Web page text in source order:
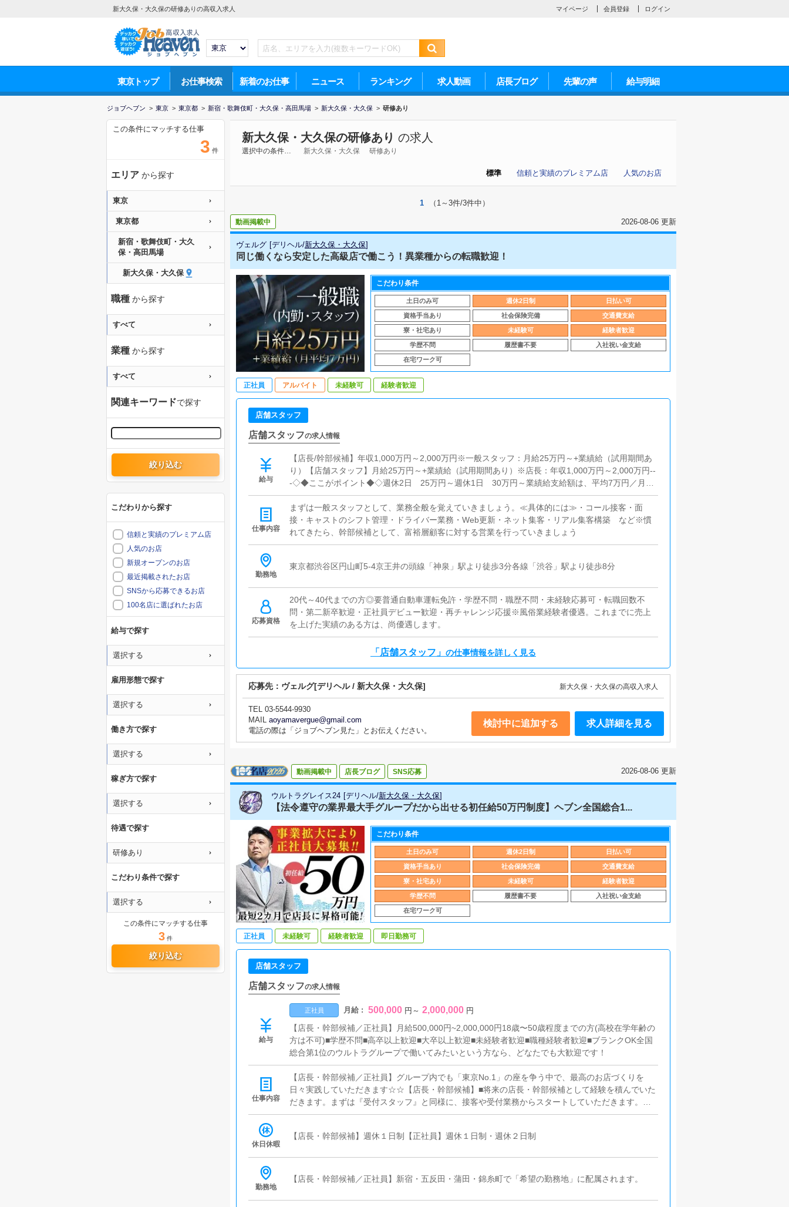
新大久保・大久保の研修ありの高収入求人 マイページ 会員登録 ログイン
東京トップ お仕事検索 新着のお仕事 ニュース ランキング 求人動画 店長ブログ 先輩の声 給与明細
ジョブヘブン > 東京 > 東京都 > 新宿・歌舞伎町・大久保・高田馬場 > 新大久保・大久保 > 研修あり
新大久保・大久保の研修あり の求人
選択中の条件… 新大久保・大久保 研修あり
人気のお店
信頼と実績のプレミアム店
標準
1 （1～3件/3件中）
動画掲載中 2026-08-06 更新
ヴェルグ [デリヘル/新大久保・大久保]
同じ働くなら安定した高級店で働こう！異業種からの転職歓迎！
こだわり条件
土日のみ可 週休2日制 日払い可
資格手当あり 社会保険完備 交通費支給
寮・社宅あり 未経験可 経験者歓迎
学歴不問 履歴書不要 入社祝い金支給
在宅ワーク可
正社員 アルバイト 未経験可 経験者歓迎
店舗スタッフ
店舗スタッフの求人情報
給与
【店長/幹部候補】年収1,000万円～2,000万円※一般スタッフ：月給25万円～+業績給（試用期間あ
り）【店舗スタッフ】月給25万円～+業績給（試用期間あり）※店長：年収1,000万円～2,000万円--
-◇◆ここがポイント◆◇週休2日 25万円～週休1日 30万円～業績給支給額は、平均7万円／月月
間の業績に応じて、固定給とは別に、業績給が支給されます。2021年度の支給額は、月額平均で何
と7万円。「やりがい」が続きますよね。
仕事内容
まずは一般スタッフとして、業務全般を覚えていきましょう。≪具体的には≫・コール接客・面
接・キャストのシフト管理・ドライバー業務・Web更新・ネット集客・リアル集客構築 など※慣
れてきたら、幹部候補として、富裕層顧客に対する営業を行っていきましょう
勤務地
東京都渋谷区円山町5-4京王井の頭線「神泉」駅より徒歩3分各線「渋谷」駅より徒歩8分
応募資格
20代～40代までの方◎要普通自動車運転免許・学歴不問・職歴不問・未経験応募可・転職回数不
問・第二新卒歓迎・正社員デビュー歓迎・再チャレンジ応援※風俗業経験者優遇。これまでに売上
を上げた実績のある方は、尚優遇します。
「店舗スタッフ」 の仕事情報を詳しく見る
応募先： ヴェルグ[デリヘル / 新大久保・大久保] 新大久保・大久保の高収入求人
TEL 03-5544-9930
MAIL aoyamavergue@gmail.com
電話の際は「ジョブヘブン見た」とお伝えください。
検討中に追加する 求人詳細を見る
動画掲載中 店長ブログ SNS応募 2026-08-06 更新
ウルトラグレイス24 [デリヘル/新大久保・大久保]
【法令遵守の業界最大手グループだから出せる初任給50万円制度】ヘブン全国総合1...
こだわり条件
土日のみ可 週休2日制 日払い可
資格手当あり 社会保険完備 交通費支給
寮・社宅あり 未経験可 経験者歓迎
学歴不問 履歴書不要 入社祝い金支給
在宅ワーク可
正社員 未経験可 経験者歓迎 即日勤務可
店舗スタッフ
店舗スタッフの求人情報
給与
正社員 月給 : 500,000 円 ～ 2,000,000 円
【店長・幹部候補／正社員】月給500,000円~2,000,000円18歳〜50歳程度までの方(高校在学年齢の
方は不可)■学歴不問■高卒以上歓迎■大卒以上歓迎■未経験者歓迎■職種経験者歓迎■ブランクOK全国
総合第1位のウルトラグループで働いてみたいという方なら、どなたでも大歓迎です！
仕事内容
【店長・幹部候補／正社員】グループ内でも「東京No.1」の座を争う中で、最高のお店づくりを
日々実践していただきます☆☆【店長・幹部候補】■将来の店長・幹部候補として経験を積んでいた
だきます。まずは『受付スタッフ』と同様に、接客や受付業務からスタートしていただきます。業
務に慣れてきたら、『キャストの管理』や『経営に関わる業務』を順に習得していただきます。早
面接客業務お客様からのお問い合わせ対応や、一部店舗においてはご来店されたお客様の案内をお
す。■企画の立案店舗イベントや店舗運営に関するさまざまな企画を提案していただきます。【新規
施策の提案をお願いします。■キャスト管理キャストがしっかり稼げるよう、インターネットを活用
休日休暇
【店長・幹部候補】週休１日制【正社員】週休１日制・週休２日制
勤務地
【店長・幹部候補／正社員】新宿・五反田・蒲田・錦糸町で「希望の勤務地」に配属されます。
この条件にマッチする仕事
3 件
エリア から探す
東京
東京都
新宿・歌舞伎町・大久
保・高田馬場
新大久保・大久保
職種 から探す
すべて
業種 から探す
すべて
関連キーワードで探す
絞り込む
こだわりから探す
信頼と実績のプレミアム店
人気のお店
新規オープンのお店
最近掲載されたお店
SNSから応募できるお店
100名店に選ばれたお店
給与で探す
選択する
雇用形態で探す
選択する
働き方で探す
選択する
稼ぎ方で探す
選択する
待遇で探す
研修あり
こだわり条件で探す
選択する
この条件にマッチする仕事
3 件
絞り込む